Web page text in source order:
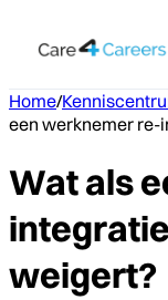
Home/
een werknemer re-
Wat als
weigert?